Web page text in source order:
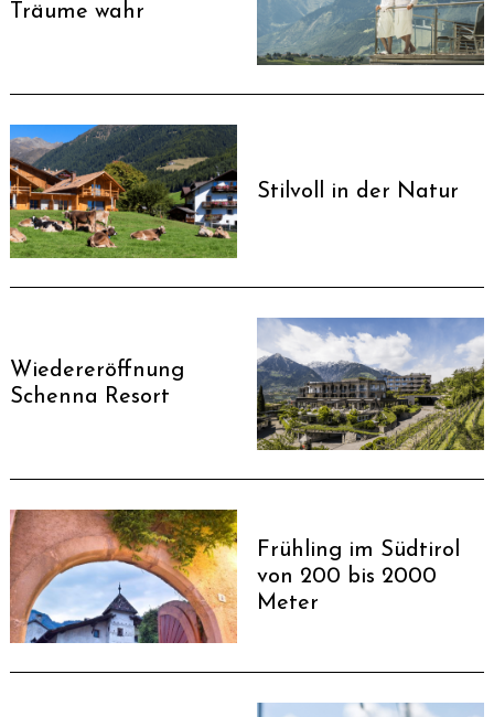
Träume wahr
Stilvoll in der Natur
Wiedereröffnung
Schenna Resort
Frühling im Südtirol
von 200 bis 2000
Meter